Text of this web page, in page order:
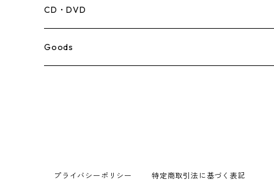
Mento,Calypso,Ballad
Ska
CD・DVD
Goods
プライバシーポリシー 特定商取引法に基づく表記